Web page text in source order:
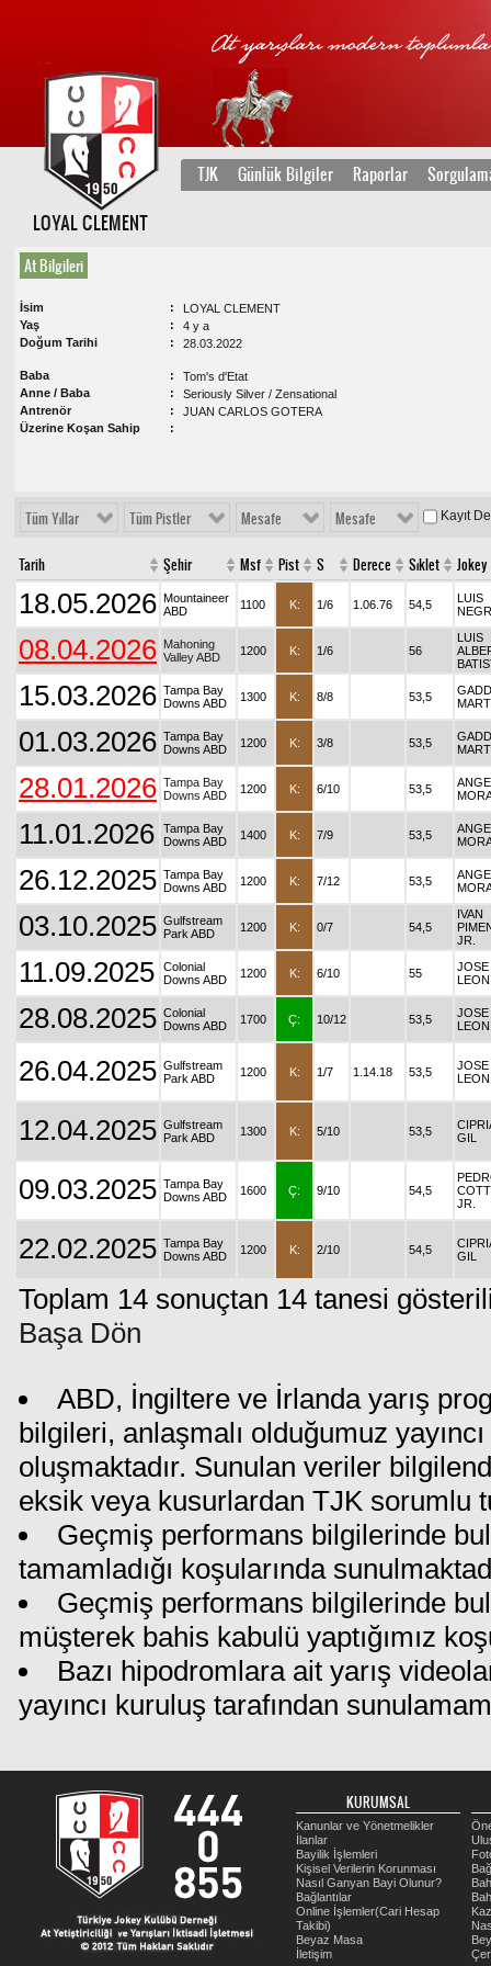
TJK Günlük Bilgiler Raporlar
LOYAL CLEMENT
At Bilgileri
İsim
LOYAL CLEMENT
Yaş
4 y a
Doğum Tarihi
28.03.2022
Baba
Tom's d'Etat
Anne / Baba
Seriously Silver / Zensational
Antrenör
JUAN CARLOS GOTERA
Üzerine Koşan Sahip
Tüm Yıllar Tüm Pistler Mesafe Mesafe Kayıt
Tarih Şehir Msf Pist S Derece Sıklet Jokey
18.05.2026 Mountaineer
ABD
1100 K: 1/6 1.06.76 54,5
LUIS
08.04.2026 Mahoning
Valley ABD
1200 K: 1/6 56
LUIS
15.03.2026 Tampa Bay
Downs ABD
1300 K: 8/8 53,5
01.03.2026 Tampa Bay
Downs ABD
1200 K: 3/8 53,5
28.01.2026 Tampa Bay
Downs ABD
1200 K: 6/10 53,5
11.01.2026
Tampa Bay
Downs ABD
1400 K: 7/9 53,5
26.12.2025 Tampa Bay
Downs ABD
1200 K: 7/12 53,5
03.10.2025 Gulfstream
Park ABD
1200 K: 0/7 54,5
IVAN
JR.
11.09.2025
Colonial
Downs ABD
1200 K: 6/10 55
JOSE
LEON
28.08.2025 Colonial
Downs ABD
1700 Ç: 10/12 53,5
JOSE
LEON
26.04.2025 Gulfstream
Park ABD
1200 K: 1/7 1.14.18 53,5
JOSE
LEON
12.04.2025 Gulfstream
Park ABD
1300 K: 5/10 53,5
GIL
09.03.2025 Tampa Bay
Downs ABD
1600 Ç: 9/10 54,5
JR.
22.02.2025 Tampa Bay
Downs ABD
1200 K: 2/10 54,5
GIL
Toplam 14 sonuçtan 14 tanesi
Başa Dön
ABD, İngiltere ve İrlanda yarış
bilgileri, anlaşmalı olduğumuz
oluşmaktadır. Sunulan veriler
eksik veya kusurlardan TJK sorumlu
Geçmiş performans bilgilerinde
tamamladığı koşularında
Geçmiş performans bilgilerinde
müşterek bahis kabulü yaptığımız
Bazı hipodromlara ait yarış
yayıncı kuruluş tarafından
KURUMSAL
Kanunlar ve Yönetmelikler
İlanlar
Bayilik İşlemleri
Kişisel Verilerin Korunması
Nasıl Ganyan Bayi Olunur?
Bağlantılar
Online İşlemler(Cari Hesap
Takibi)
Beyaz Masa
İletişim